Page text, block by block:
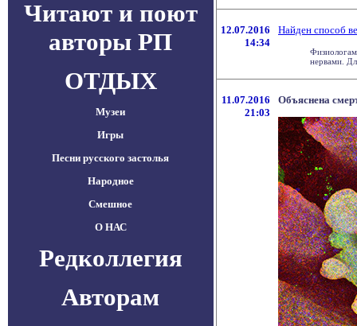
Читают и поют
авторы РП
ОТДЫХ
Музеи
Игры
Песни русского застолья
Народное
Смешное
О НАС
Редколлегия
Авторам
12.07.2016
14:34
Найден способ
нервами.
11.07.2016
21:03
Объяснена